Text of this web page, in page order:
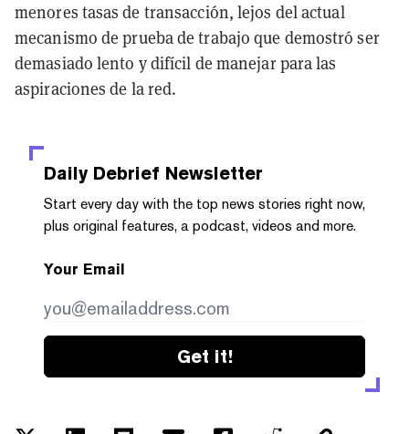
menores tasas de transacción, lejos del actual
mecanismo de prueba de trabajo que demostró ser
demasiado lento y difícil de manejar para las
aspiraciones de la red.
Daily Debrief Newsletter
Start every day with the top news stories right now,
plus original features, a podcast, videos and more.
Your Email
Get it!